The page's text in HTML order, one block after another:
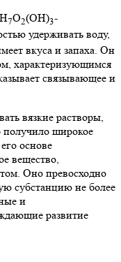
Н7О2(ОН)3-
удерживать воду,
вкуса и запаха. Он
характеризующимся
связывающее и
вязкие растворы,
получило широкое
основе
вещество,
Оно превосходно
субстанцию не более
и
развитие